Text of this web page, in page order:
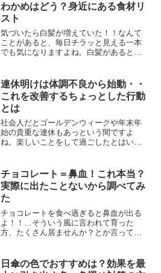
わかめはどう？身近にある食材リ
スト
気づいたら白髪が増えていた！！なんて
ことがあると、毎日チラッと見える一本
でも気になりますよね。白髪があると老
面倒です。少しでも、１本でも増えるこ
とを予防したい・・そう誰...
連休明けは体調不良から始動・・
これを改善するちょっとした行動
とは
社会人だとゴールデンウィークや年末年
始の貴重な連休もあっという間ですよ
ね。楽しいことをして過ごしたとはい
じゃない…疲れている？そんな経験あり
ませんか。今回は、こちらのテ...
チョコレート＝鼻血！これ本当？
実際に出たことないから調べてみ
た
チョコレートを食べ過ぎると鼻血が出る
よ！！…そういう風に言われて育った
方、たくさん居ませんか？とか言ってい
かがそうなっているのも見たことがあり
ません。しかし、結構な数の...
日傘の色でおすすめは？効果を最